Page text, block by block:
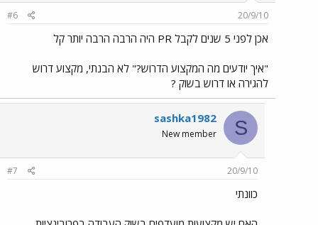
20/9/10
#6
אכן לפני 5 שנים לקבל PR היה הרבה הרבה יותר קל
"איך יודעים מה המקצוע הדרוש?" לא הבנתי, מקצוע דרוש
להגירה או דרוש בשוק ?
S
sashka1982
New member
20/9/10
#7
כוונתי